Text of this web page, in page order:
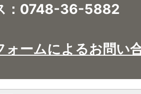
：0748-36-5882​​​​​​​
ォームによるお問い